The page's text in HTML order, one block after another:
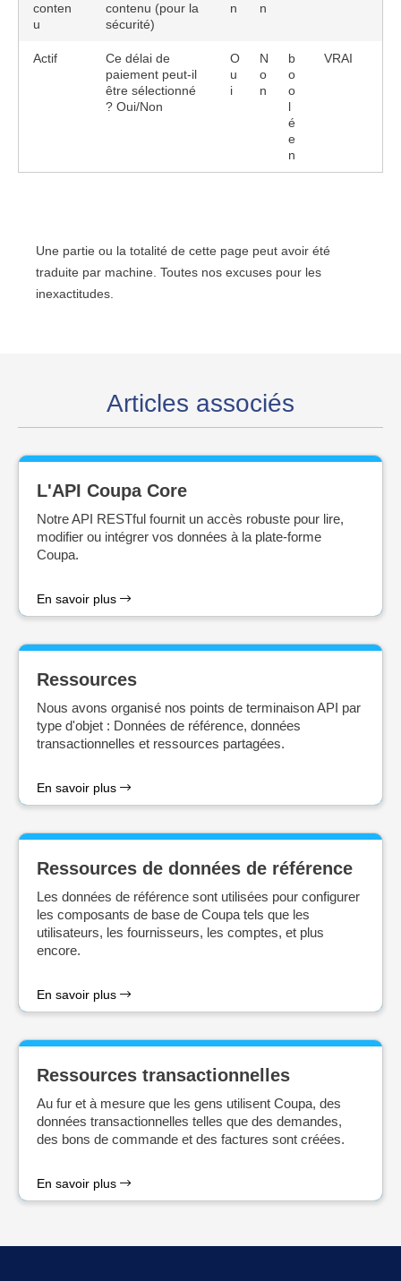
conten
u
contenu (pour la
sécurité)
n
n
Actif
Ce délai de
paiement peut-il
être sélectionné
? Oui/Non
O
u
i
N
o
n
b
o
o
l
é
e
n
VRAI
Une partie ou la totalité de cette page peut avoir été
traduite par machine. Toutes nos excuses pour les
inexactitudes.
Articles associés
L'API Coupa Core
Notre API RESTful fournit un accès robuste pour lire,
modifier ou intégrer vos données à la plate-forme
Coupa.
En savoir plus
Ressources
Nous avons organisé nos points de terminaison API par
type d'objet : Données de référence, données
transactionnelles et ressources partagées.
En savoir plus
Ressources de données de référence
Les données de référence sont utilisées pour configurer
les composants de base de Coupa tels que les
utilisateurs, les fournisseurs, les comptes, et plus
encore.
En savoir plus
Ressources transactionnelles
Au fur et à mesure que les gens utilisent Coupa, des
données transactionnelles telles que des demandes,
des bons de commande et des factures sont créées.
En savoir plus